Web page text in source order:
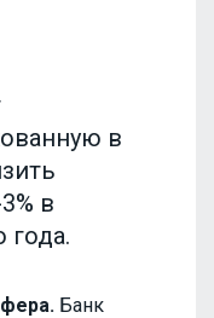
в
в
года.
Банк